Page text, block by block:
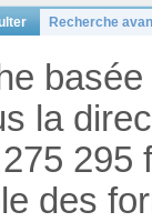
Recherche
la
295
des